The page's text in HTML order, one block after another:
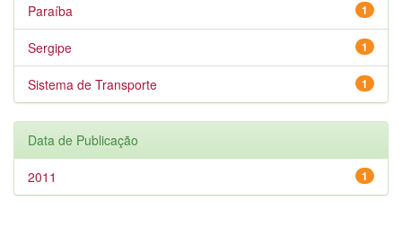
1
Paraíba
1
Sergipe
1
Sistema de Transporte
Data de Publicação
1
2011